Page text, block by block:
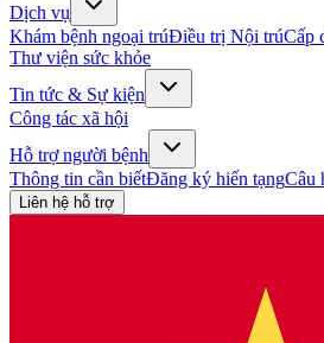
Dịch vụ
Khám bệnh ngoại trúĐiều trị Nội trúCấp
Thư viện sức khỏe
Tin tức & Sự kiện
Công tác xã hội
Hỗ trợ người bệnh
Thông tin cần biếtĐăng ký hiến tạngCâu
Liên hệ hỗ trợ